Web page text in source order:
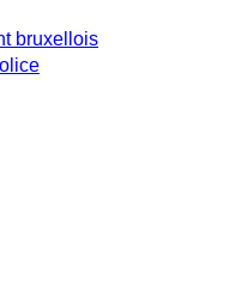
bruxellois